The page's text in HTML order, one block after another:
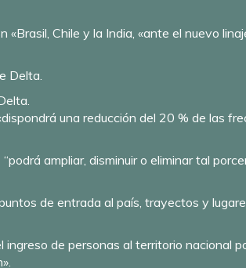
Chile y la India, «ante el nuevo
una reducción del 20 % de las
ampliar, disminuir o eliminar tal
de entrada al país, trayectos y
de personas al territorio nacional